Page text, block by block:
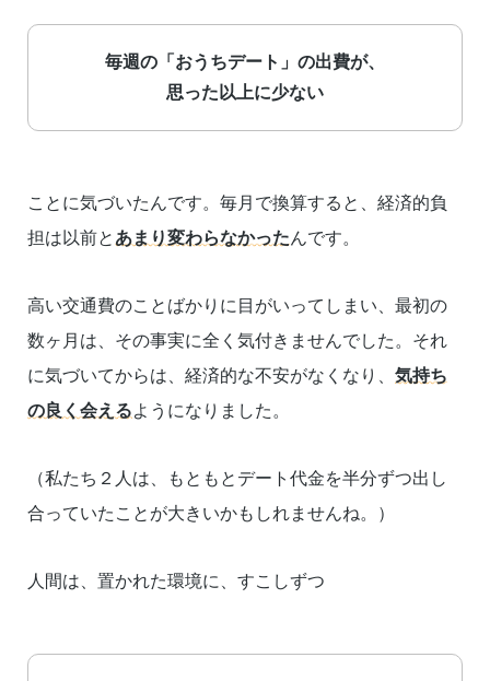
毎週の「おうちデート」の出費が、
思った以上に少ない
ことに気づいたんです。毎月で換算すると、経済的負
担は以前と あまり変わらなかったんです。
高い交通費のことばかりに目がいってしまい、最初の
数ヶ月は、その事実に全く気付きませんでした。それ
に気づいてからは、経済的な不安がなくなり、 気持ち
の良く会えるようになりました。
（私たち２人は、もともとデート代金を半分ずつ出し
合っていたことが大きいかもしれませんね。）
人間は、置かれた環境に、すこしずつ